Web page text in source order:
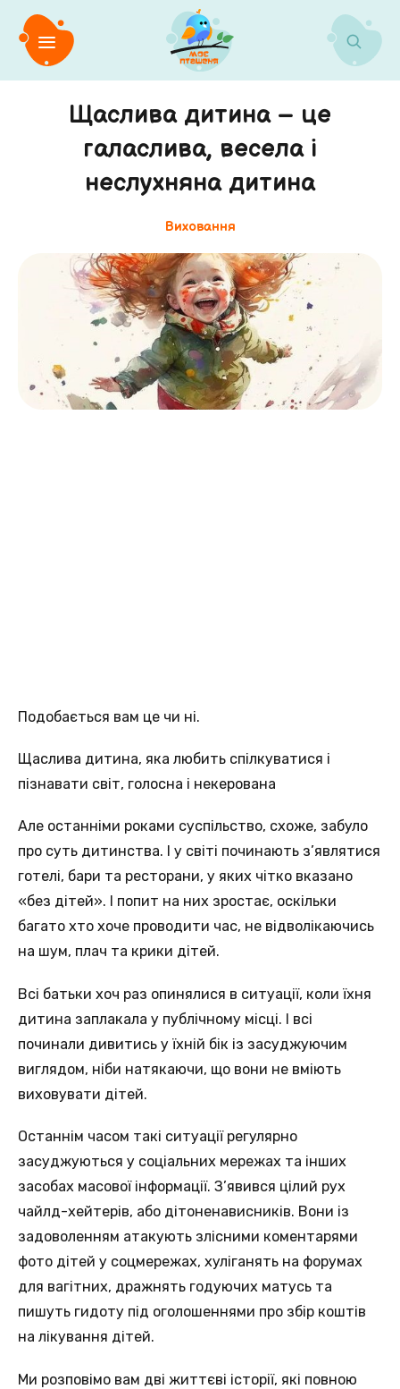
Щаслива дитина – це
галаслива, весела і
неслухняна дитина
Виховання
Подобається вам це чи ні.
Щаслива дитина, яка любить спілкуватися і
пізнавати світ, голосна і некерована
Але останніми роками суспільство, схоже, забуло
про суть дитинства. І у світі починають з’являтися
готелі, бари та ресторани, у яких чітко вказано
«без дітей». І попит на них зростає, оскільки
багато хто хоче проводити час, не відволікаючись
на шум, плач та крики дітей.
Всі батьки хоч раз опинялися в ситуації, коли їхня
дитина заплакала у публічному місці. І всі
починали дивитись у їхній бік із засуджуючим
виглядом, ніби натякаючи, що вони не вміють
виховувати дітей.
Останнім часом такі ситуації регулярно
засуджуються у соціальних мережах та інших
засобах масової інформації. З’явився цілий рух
чайлд-хейтерів, або дітоненависників. Вони із
задоволенням атакують злісними коментарями
фото дітей у соцмережах, хуліганять на форумах
для вагітних, дражнять годуючих матусь та
пишуть гидоту під оголошеннями про збір коштів
на лікування дітей.
Ми розповімо вам дві життєві історії, які повною